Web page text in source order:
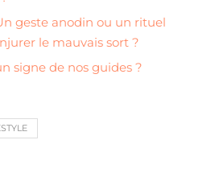
geste anodin ou un rituel
le mauvais sort ?
signe de nos guides ?